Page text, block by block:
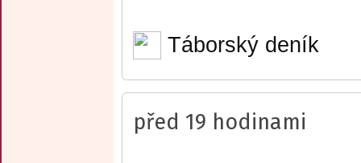
Táborský deník
před 19 hodinami